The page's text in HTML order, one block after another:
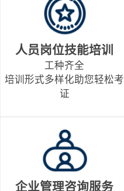
人员岗位技能培训
工种齐全
培训形式多样化助您轻松考
证
企业管理咨询服务